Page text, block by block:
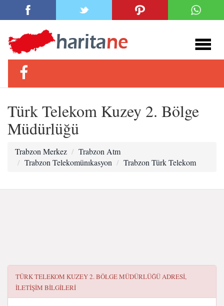
Türk Telekom Kuzey 2. Bölge
Müdürlüğü
Trabzon Merkez
Trabzon Atm
Trabzon Telekomünıkasyon
Trabzon Türk Telekom
TÜRK TELEKOM KUZEY 2. BÖLGE MÜDÜRLÜĞÜADRESI,
ILETIŞIM BILGILERI